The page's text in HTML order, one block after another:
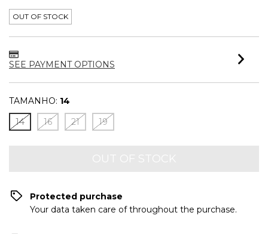
OUT OF STOCK
SEE PAYMENT OPTIONS
TAMANHO: 14
14
16 21 19
Protected purchase
Your data taken care of throughout the purchase.